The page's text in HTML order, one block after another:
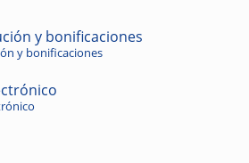
y bonificaciones
y bonificaciones